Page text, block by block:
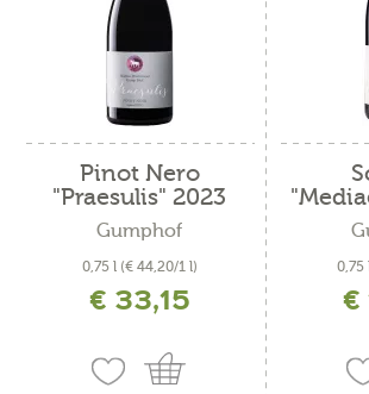
Pinot Nero
"Praesulis" 2023
Gumphof
0,75 l (€ 44,20/1 l)
incl. IVA più costi di spedizione
€ 33,15
0,75
incl. IVA
€